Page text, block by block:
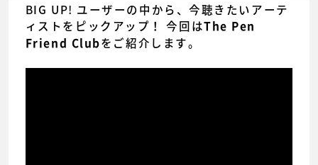
BIG UP! ユーザーの中から、今聴きたいアーテ
ィストをピックアップ！ 今回はThe Pen
Friend Clubをご紹介します。